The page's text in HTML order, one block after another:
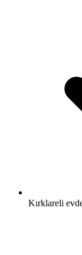
Kırklareli